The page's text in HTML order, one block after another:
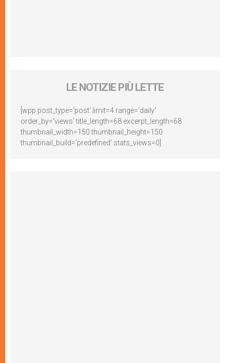
LE NOTIZIE PIÙ LETTE
[wpp post_type='post' limit=4 range='daily'
order_by='views' title_length=68 excerpt_length=68
thumbnail_width=150 thumbnail_height=150
thumbnail_build='predefined' stats_views=0]